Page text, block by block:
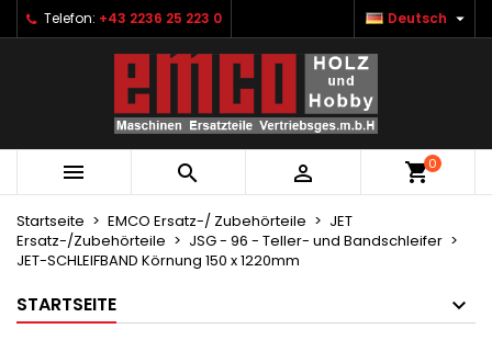
Telefon: +43 2236 25 223 0 Deutsch 
   0
Startseite EMCO Ersatz-/ Zubehörteile
JET
Ersatz-/Zubehörteile
JSG - 96 - Teller- und Bandschleifer
JET-SCHLEIFBAND Körnung 150 x 1220mm
STARTSEITE
Ihre Wunschlisten ×
Neue Liste anlegen
Wunschliste erstellen ×
Name der Wunschliste
Abbrechen Wunschliste erstellen
Anmelden ×
Sie müssen angemeldet sein, um Artikel Ihrer
Wunschliste hinzufügen zu können.
Abbrechen Anmelden